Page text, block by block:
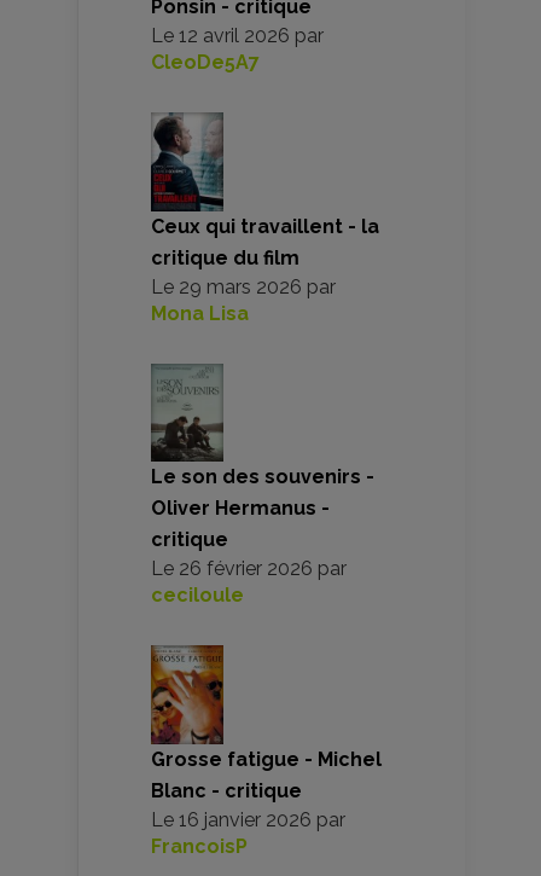
Ponsin - critique
Le 12 avril 2026 par
CleoDe5A7
Ceux qui travaillent - la
critique du film
Le 29 mars 2026 par
Mona Lisa
Le son des souvenirs -
Oliver Hermanus -
critique
Le 26 février 2026 par
ceciloule
Grosse fatigue - Michel
Blanc - critique
Le 16 janvier 2026 par
FrancoisP